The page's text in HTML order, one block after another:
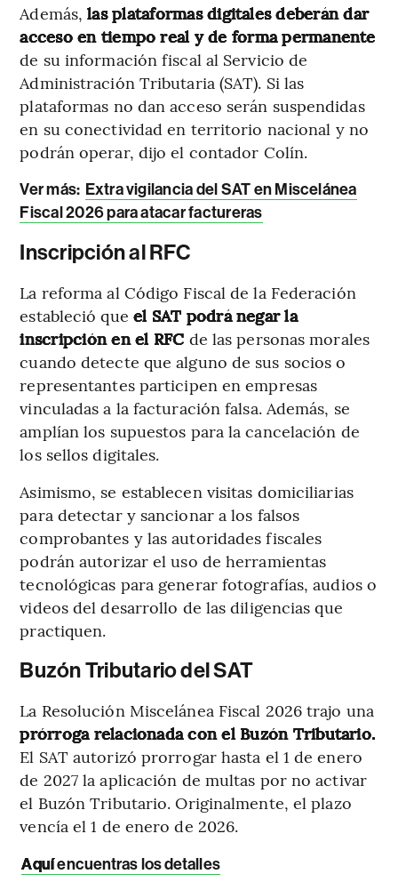
Además,las plataformas digitales deberán dar
acceso en tiempo real y de forma permanente
de su información fiscal al Servicio de
Administración Tributaria (SAT). Si las
plataformas no dan acceso serán suspendidas
en su conectividad en territorio nacional y no
podrán operar, dijo el contador Colín.
Ver más: Extra vigilancia del SAT en Miscelánea
Fiscal 2026 para atacar factureras
Inscripción al RFC
La reforma al Código Fiscal de la Federación
estableció que el SAT podrá negar la
inscripción en el RFC de las personas morales
cuando detecte que alguno de sus socios o
representantes participen en empresas
vinculadas a la facturación falsa. Además, se
amplían los supuestos para la cancelación de
los sellos digitales.
Asimismo, se establecen visitas domiciliarias
para detectar y sancionar a los falsos
comprobantes y las autoridades fiscales
podrán autorizar el uso de herramientas
tecnológicas para generar fotografías, audios o
videos del desarrollo de las diligencias que
practiquen.
Buzón Tributario del SAT
La Resolución Miscelánea Fiscal 2026 trajo una
prórroga relacionada con el Buzón Tributario.
El SAT autorizó prorrogar hasta el 1 de enero
de 2027 la aplicación de multas por no activar
el Buzón Tributario. Originalmente, el plazo
vencía el 1 de enero de 2026.
Aquíencuentras los detalles